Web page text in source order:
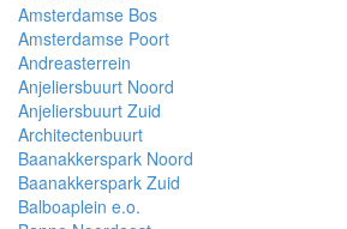
Amsterdamse Bos
Amsterdamse Poort
Andreasterrein
Anjeliersbuurt Noord
Anjeliersbuurt Zuid
Architectenbuurt
Baanakkerspark Noord
Baanakkerspark Zuid
Balboaplein e.o.